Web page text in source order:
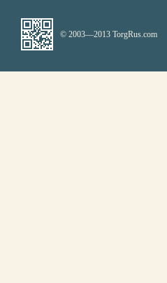
© 2003—2013 TorgRus.com